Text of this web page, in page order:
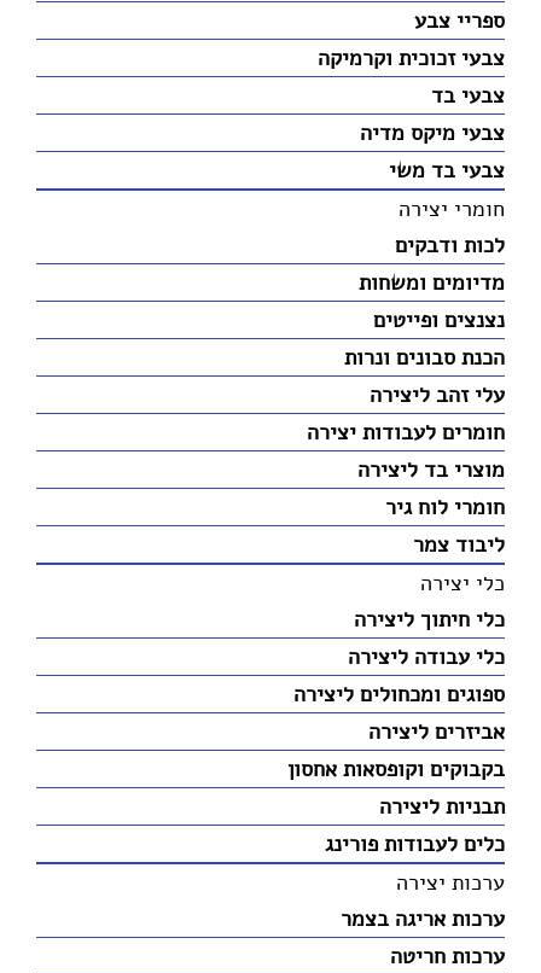
ספריי צבע
צבעי זכוכית וקרמיקה
צבעי בד
צבעי מיקס מדיה
צבעי בד משי
חומרי יצירה
לכות ודבקים
מדיומים ומשחות
נצנצים ופייטים
הכנת סבונים ונרות
עלי זהב ליצירה
חומרים לעבודות יצירה
מוצרי בד ליצירה
חומרי לוח גיר
ליבוד צמר
כלי יצירה
כלי חיתוך ליצירה
כלי עבודה ליצירה
ספוגים ומכחולים ליצירה
אביזרים ליצירה
בקבוקים וקופסאות אחסון
תבניות ליצירה
כלים לעבודות פורינג
ערכות יצירה
ערכות אריגה בצמר
ערכות חריטה